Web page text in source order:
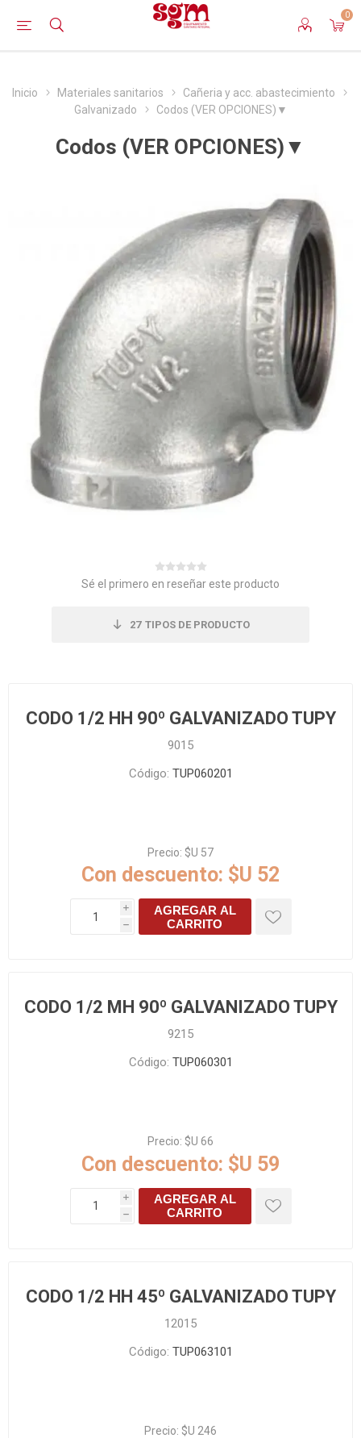
0
Inicio Materiales sanitarios
Cañeria y acc. abastecimiento
Galvanizado
Codos (VER OPCIONES)▼
Codos (VER OPCIONES)▼
Sé el primero en reseñar este producto
27 TIPOS DE PRODUCTO
CODO 1/2 HH 90º GALVANIZADO TUPY
9015
Código: TUP060201
Precio: $U 57
Con descuento: $U 52
i
h
AGREGAR AL
CARRITO
CODO 1/2 MH 90º GALVANIZADO TUPY
9215
Código: TUP060301
Precio: $U 66
Con descuento: $U 59
i
h
AGREGAR AL
CARRITO
CODO 1/2 HH 45º GALVANIZADO TUPY
12015
Código: TUP063101
Precio: $U 246